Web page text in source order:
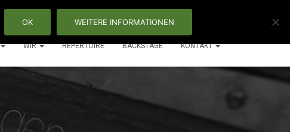
WIR REPERTOIRE BACKSTAGE KONTAKT
OK WEITERE INFORMATIONEN